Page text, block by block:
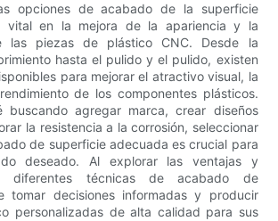
opciones de acabado de la superficie
vital en la mejora de la apariencia y la
las piezas de plástico CNC. Desde la
hasta el pulido y el pulido, existen
para mejorar el atractivo visual, la
de los componentes plásticos.
buscando agregar marca, crear diseños
la resistencia a la corrosión, seleccionar
de superficie adecuada es crucial para
deseado. Al explorar las ventajas y
diferentes técnicas de acabado de
tomar decisiones informadas y producir
personalizadas de alta calidad para sus